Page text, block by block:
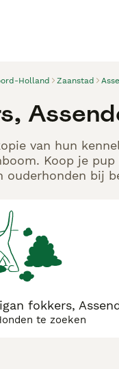
Holland Zaanstad
van hun
Koop je
ouderhonden bij
fokkers,
te zoeken